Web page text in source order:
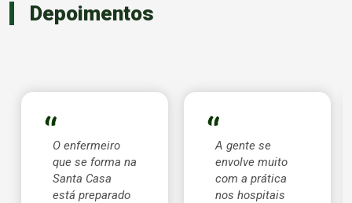
Depoimentos
O enfermeiro
que se forma na
Santa Casa
está preparado
A gente se
envolve muito
com a prática
nos hospitais